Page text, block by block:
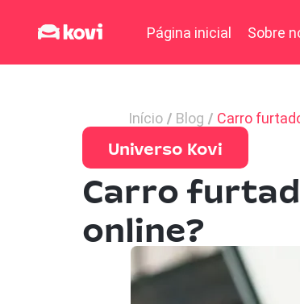
Página inicial Sobre
Início Blog Carro
Universo Kovi
Carro
online?